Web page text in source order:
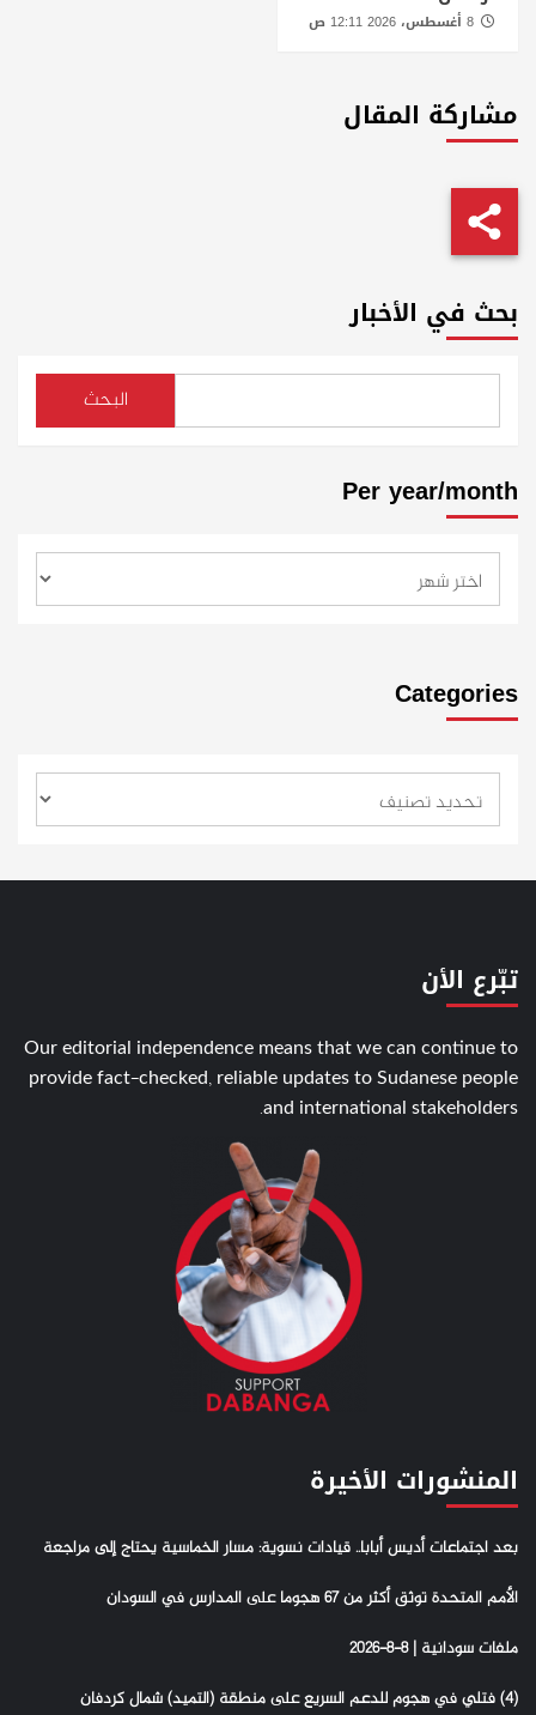
مشاركة المقال
بحث في الأخبار
البحث
Per year/month
Categories
تبّرع الأن
Our editorial independence means that we can continue to
provide fact-checked, reliable updates to Sudanese people
and international stakeholders.
المنشورات الأخيرة
بعد اجتماعات أديس أبابا.. قيادات نسوية: مسار الخماسية يحتاج إلى مراجعة
الأمم المتحدة توثق أكثر من 67 هجوما على المدارس في السودان
ملفات سودانية | 8-8-2026
(4) فتلي في هجوم للدعم السريع على منطقة (التميد) شمال كردفان